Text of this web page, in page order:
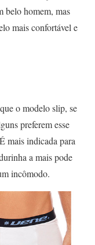
belo homem, mas
mais confortável e
o modelo slip, se
preferem esse
mais indicada para
a mais pode
incômodo.